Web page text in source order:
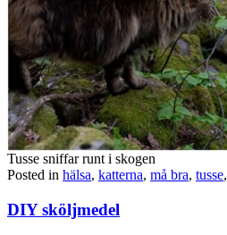
Tusse sniffar runt i skogen
Posted in hälsa, katterna, må bra, tusse,
DIY sköljmedel